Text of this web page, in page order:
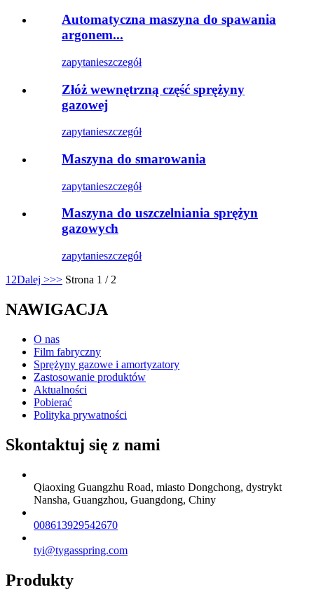
Automatyczna maszyna do spawania
argonem...
zapytanieszczegół
Złóż wewnętrzną część sprężyny
gazowej
zapytanieszczegół
Maszyna do smarowania
zapytanieszczegół
Maszyna do uszczelniania sprężyn
gazowych
zapytanieszczegół
1 2Dalej >>> Strona 1 / 2
NAWIGACJA
O nas
Film fabryczny
Sprężyny gazowe i amortyzatory
Zastosowanie produktów
Aktualności
Pobierać
Polityka prywatności
Skontaktuj się z nami
Qiaoxing Guangzhu Road, miasto Dongchong, dystrykt
Nansha, Guangzhou, Guangdong, Chiny
008613929542670
tyi@tygasspring.com
Produkty